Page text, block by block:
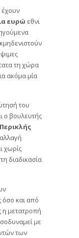
ευρώ εθνι
τη χώρα
ακόμα μία
του
ο βουλευτής
Περικλής
χωρίς
διαδικασία
και από
η μετατροπή
με
των